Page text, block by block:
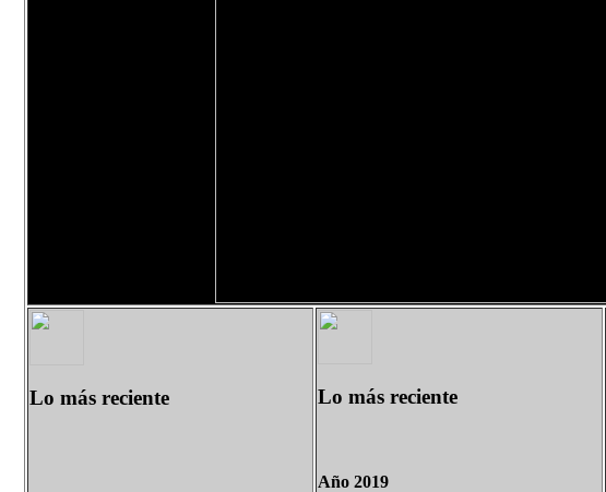
Lo más reciente Lo más reciente
Año 2019